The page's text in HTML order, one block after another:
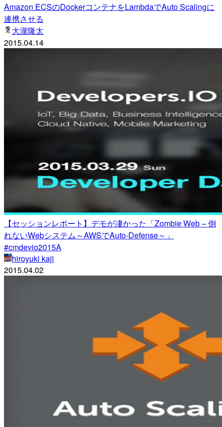
Amazon ECSのDockerコンテナをLambdaでAuto Scalingに
連携させる
大瀧隆太
2015.04.14
【セッションレポート】デモが凄かった「Zombie Web – 倒
れないWebシステム～AWSでAuto-Defense～」
#cmdevio2015A
hiroyuki kaji
2015.04.02